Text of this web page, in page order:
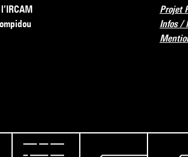
Projet
Infos /